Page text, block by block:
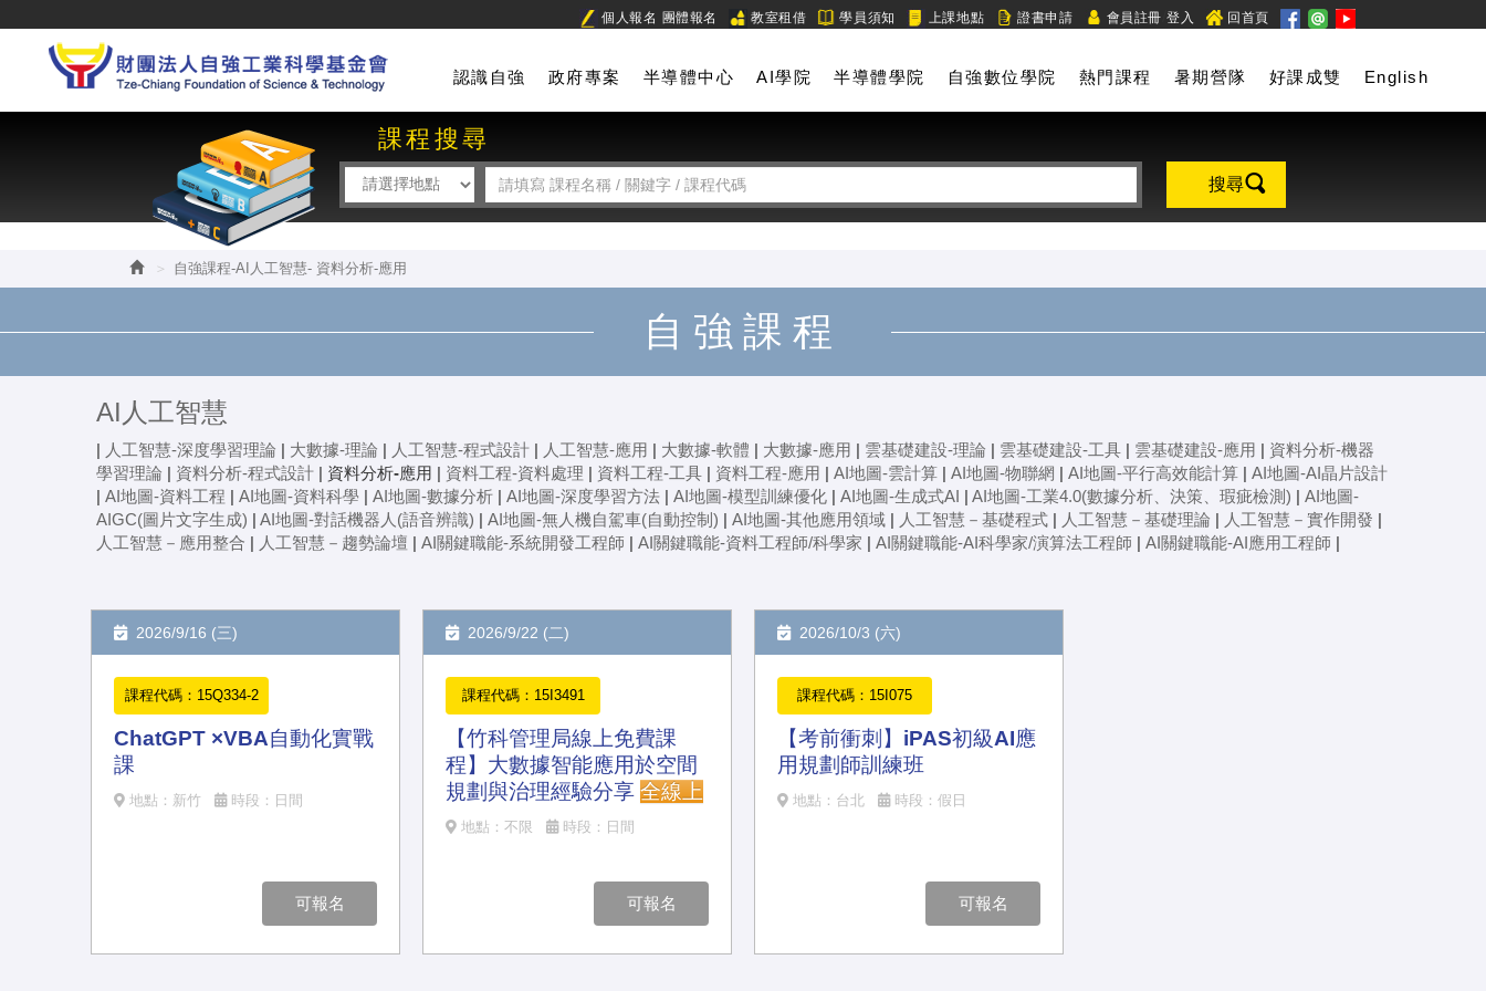
認識自強 政府專案 半導體中心 AI學院 半導體學院 自強數位學院 熱門課程 暑期營隊 好課成雙 English
個人報名 團體報名 教室租借 學員須知 上課地點 證書申請 會員註冊 登入 回首頁
課程搜尋
搜尋
自強課程-AI人工智慧- 資料分析-應用
自強課程
AI人工智慧
| 人工智慧-深度學習理論 | 大數據-理論 | 人工智慧-程式設計 | 人工智慧-應用 | 大數據-軟體 | 大數據-應用 | 雲基礎建設-理論 | 雲基礎建設-工具 | 雲基礎建設-應用 | 資料分析-機器
學習理論 | 資料分析-程式設計 | 資料分析-應用 | 資料工程-資料處理 | 資料工程-工具 | 資料工程-應用 | AI地圖-雲計算 | AI地圖-物聯網 | AI地圖-平行高效能計算 | AI地圖-AI晶片設計
| AI地圖-資料工程 | AI地圖-資料科學 | AI地圖-數據分析 | AI地圖-深度學習方法 | AI地圖-模型訓練優化 | AI地圖-生成式AI | AI地圖-工業4.0(數據分析、決策、瑕疵檢測) | AI地圖-
AIGC(圖片文字生成) | AI地圖-對話機器人(語音辨識) | AI地圖-無人機自駕車(自動控制) | AI地圖-其他應用領域 | 人工智慧－基礎程式 | 人工智慧－基礎理論 | 人工智慧－實作開發 |
人工智慧－應用整合 | 人工智慧－趨勢論壇 | AI關鍵職能-系統開發工程師 | AI關鍵職能-資料工程師/科學家 | AI關鍵職能-AI科學家/演算法工程師 | AI關鍵職能-AI應用工程師 |
2026/9/16 (三)
課程代碼：15Q334-2
ChatGPT ×VBA自動化實戰
課
地點：新竹 時段：日間
可報名
2026/9/22 (二)
課程代碼：15I3491
【竹科管理局線上免費課
程】大數據智能應用於空間
規劃與治理經驗分享 全線上
地點：不限 時段：日間
可報名
2026/10/3 (六)
課程代碼：15I075
【考前衝刺】iPAS初級AI應
用規劃師訓練班
地點：台北 時段：假日
可報名